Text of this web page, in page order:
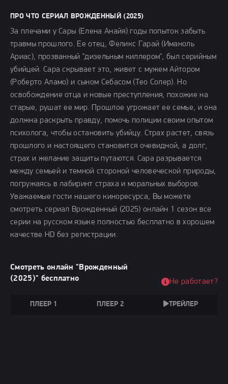
ПРО ЧТО СЕРИАЛ ВРОЖДЕННЫЙ (2025)
За плечами у Сары (Елена Анайя) годы попыток забыть
травмы прошлого. Ее отец, Феликс Гарай (Иманоль
Ариас), прозванный "дизельным киллером", был серийным
убийцей. Сара скрывает это, живет с мужем Айтором
(Роберто Аламо) и сыном Себасом (Тео Солер). Но
освобождение отца и новые преступления, похожие на
старые, рушат ее мир. Прошлое угрожает ее семье, и она
должна раскрыть правду, помочь полиции своим опытом
психолога, чтобы остановить убийцу. Страх растет, связь
прошлого и настоящего становится очевидной, а долг,
страх и желание защиты путаются. Сара разрывается
между семьей и темной стороной человеческой природы,
погружаясь в лабиринт страха и моральных выборов.
Уважаемые гости нашего киноресурса, Вы можете
смотреть сериал Врожденный (2025) онлайн 1 сезон все
серии на русском языке полностью бесплатно в хорошем
качестве HD без регистрации.
Смотреть онлайн "Врожденный
(2025)" бесплатно
ПЛЕЕР 1 ПЛЕЕР 2 ТРЕЙЛЕР
Не работает?